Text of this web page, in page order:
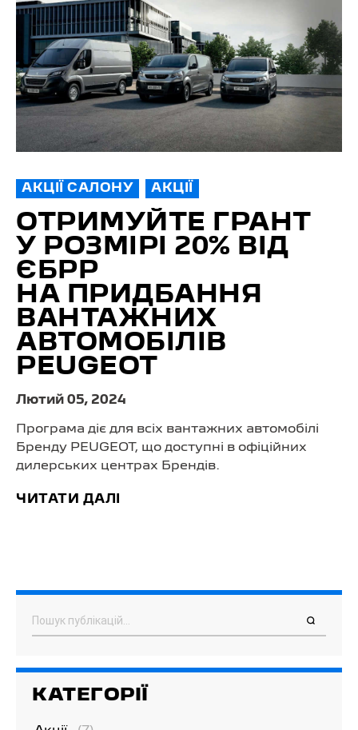
АКЦІЇ САЛОНУ АКЦІЇ
ОТРИМУЙТЕ ГРАНТ
У РОЗМІРІ 20% ВІД
ЄБРР
НА ПРИДБАННЯ
ВАНТАЖНИХ
АВТОМОБІЛІВ
PEUGEOT
Лютий 05, 2024
Програма діє для всіх вантажних автомобілі
Бренду PEUGEOT, що доступні в офіційних
дилерських центрах Брендів.
ЧИТАТИ ДАЛІ
Пошук
КАТЕГОРІЇ